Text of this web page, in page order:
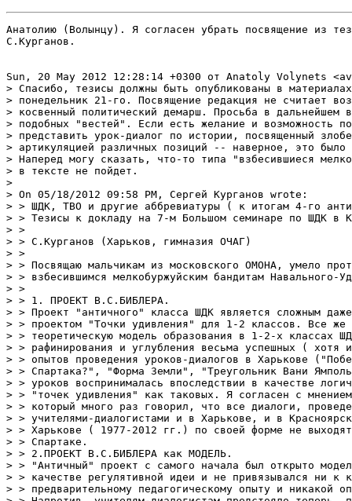
Анатолию (Волынцу). Я согласен убрать посвящение из тезисов, чтобы оставить в и-нете  их содержание. Но совершенно очевидно, что Анатолий Волынец  откровенно применил политическое цензурирование, тем самым грубо нарушив один из законов Украины. Для меня это не является удивительным. Точно так же поступал Игорь Соломадин, когда был координатором "Зеленого Фронта" и модератором соответствующей страницы в и-нете. Дело кончилось тем, что меня просто заБАНили. Не удивлюсь, что и в этой рассылке заБАНят меня, а  академика Ахутина оставят, хотя мы делаем ровно то же самое - но  с разных позиций. Академик Ахутин здесь активно пропагандирует  акцию 6 мая. Я  же (